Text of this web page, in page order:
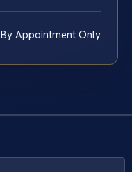
By Appointment Only